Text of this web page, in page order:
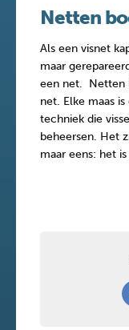
Netten
Als een visnet
maar
een net. Netten
net. Elke maas
techniek die
beheersen. Het
maar eens: het